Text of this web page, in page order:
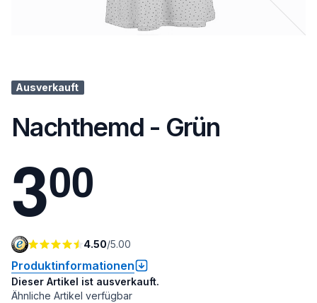
Ausverkauft
Nachthemd - Grün
300
4.50/5.00
Produktinformationen
Dieser Artikel ist ausverkauft.
Ähnliche Artikel verfügbar